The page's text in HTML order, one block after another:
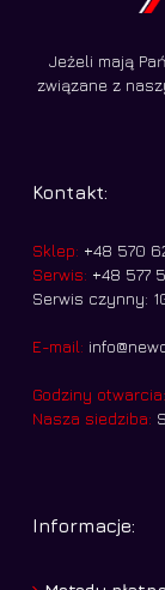
Jeżeli mają
związane z
Kontakt:
Sklep: +48 570
Serwis: +48 577
Serwis czynny:
E-mail:
Godziny otwarcia:
Nasza siedziba:
Informacje: